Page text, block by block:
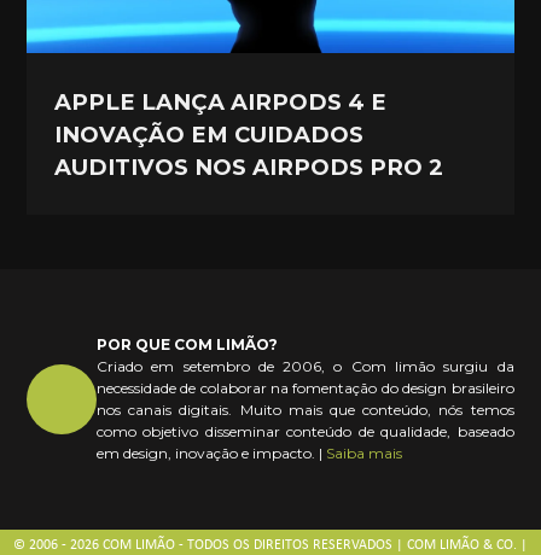
APPLE LANÇA AIRPODS 4 E
INOVAÇÃO EM CUIDADOS
AUDITIVOS NOS AIRPODS PRO 2
POR QUE COM LIMÃO?
Criado em setembro de 2006, o Com limão surgiu da
necessidade de colaborar na fomentação do design brasileiro
nos canais digitais. Muito mais que conteúdo, nós temos
como objetivo disseminar conteúdo de qualidade, baseado
em design, inovação e impacto. | Saiba mais
© 2006 - 2026 COM LIMÃO - TODOS OS DIREITOS RESERVADOS | COM LIMÃO & CO. |